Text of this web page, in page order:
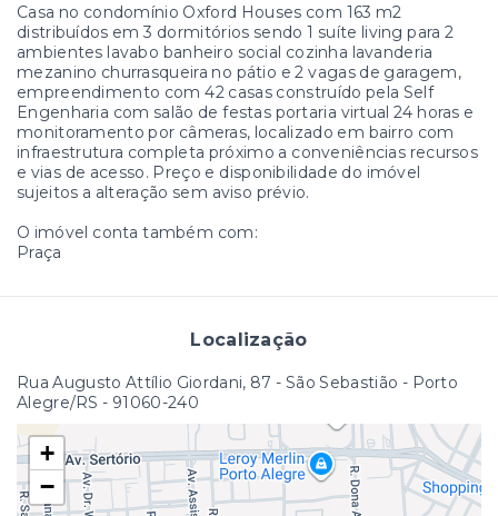
Casa no condomínio Oxford Houses com 163 m2
distribuídos em 3 dormitórios sendo 1 suíte living para 2
ambientes lavabo banheiro social cozinha lavanderia
mezanino churrasqueira no pátio e 2 vagas de garagem,
empreendimento com 42 casas construído pela Self
Engenharia com salão de festas portaria virtual 24 horas e
monitoramento por câmeras, localizado em bairro com
infraestrutura completa próximo a conveniências recursos
e vias de acesso. Preço e disponibilidade do imóvel
sujeitos a alteração sem aviso prévio.
O imóvel conta também com:
Praça
Localização
Rua Augusto Attílio Giordani, 87 - São Sebastião - Porto
Alegre/RS - 91060-240
+
−